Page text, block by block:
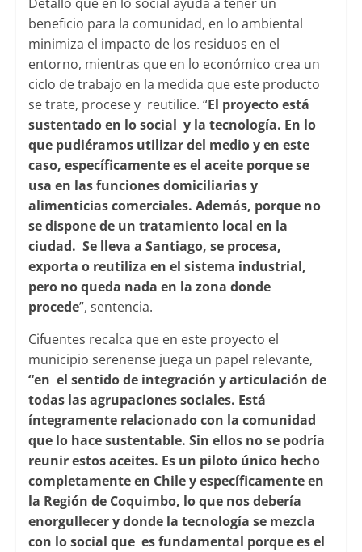
beneficio para la comunidad, en lo ambiental
minimiza el impacto de los residuos en el
entorno, mientras que en lo económico crea un
ciclo de trabajo en la medida que este producto
se trate, procese y reutilice. “El proyecto está
sustentado en lo social y la tecnología. En lo
que pudiéramos utilizar del medio y en este
caso, específicamente es el aceite porque se
usa en las funciones domiciliarias y
alimenticias comerciales. Además, porque no
se dispone de un tratamiento local en la
ciudad. Se lleva a Santiago, se procesa,
exporta o reutiliza en el sistema industrial,
pero no queda nada en la zona donde
procede”, sentencia.
Cifuentes recalca que en este proyecto el
municipio serenense juega un papel relevante,
“en el sentido de integración y articulación de
todas las agrupaciones sociales. Está
íntegramente relacionado con la comunidad
que lo hace sustentable. Sin ellos no se podría
reunir estos aceites. Es un piloto único hecho
completamente en Chile y específicamente en
la Región de Coquimbo, lo que nos debería
enorgullecer y donde la tecnología se mezcla
con lo social que es fundamental porque es el